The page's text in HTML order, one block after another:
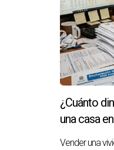
¿Cuánto
una casa
Vender una